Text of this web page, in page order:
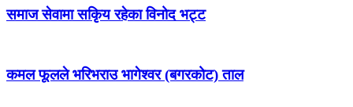
समाज सेवामा सकिृय रहेका विनोद भट्ट
कमल फूलले भरिभराउ भागेश्वर (बगरकोट) ताल